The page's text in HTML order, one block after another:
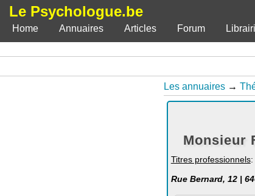
Le Psychologue.be
Home
Annuaires Articles Forum
Les annuaires →
Monsieur
Titres professionnels:
Rue Bernard, 12 |